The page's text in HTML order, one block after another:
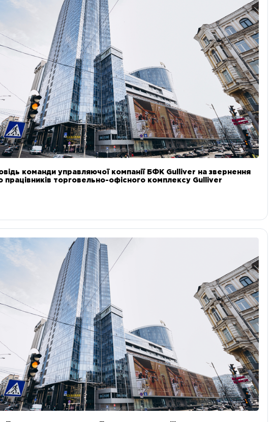
команди управляючої компанії БФК Gulliver на звернення
торговельно-офісного комплексу Gulliver